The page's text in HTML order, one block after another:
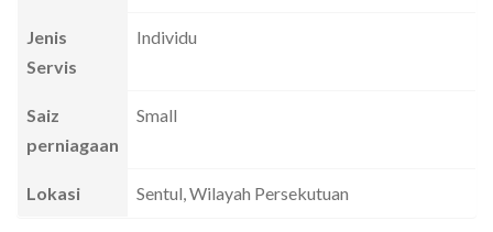
Jenis
Servis
Individu
Saiz
perniagaan
Small
Lokasi Sentul, Wilayah Persekutuan